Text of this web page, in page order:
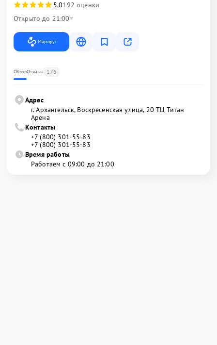
5,0192 оценки
Открыто до 21:00
Маршрут
ОбзорОтзывы 176
Адрес
г. Архангельск, Воскресенская улица, 20 ТЦ Титан
Арена
Контакты
+7 (800) 301-55-83
+7 (800) 301-55-83
Время работы
Работаем с 09:00 до 21:00